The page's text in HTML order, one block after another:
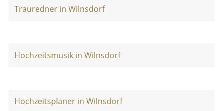
Trauredner in Wilnsdorf
Hochzeitsmusik in Wilnsdorf
Hochzeitsplaner in Wilnsdorf